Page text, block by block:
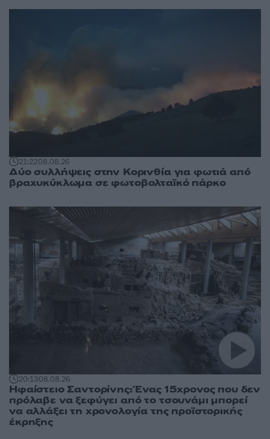
21:2208.08.26
Δύο συλλήψεις στην Κορινθία για φωτιά από
βραχυκύκλωμα σε φωτοβολταϊκό πάρκο
20:1308.08.26
Ηφαίστειο Σαντορίνης: Ένας 15χρονος που δεν
πρόλαβε να ξεφύγει από το τσουνάμι μπορεί
να αλλάξει τη χρονολογία της προϊστορικής
έκρηξης